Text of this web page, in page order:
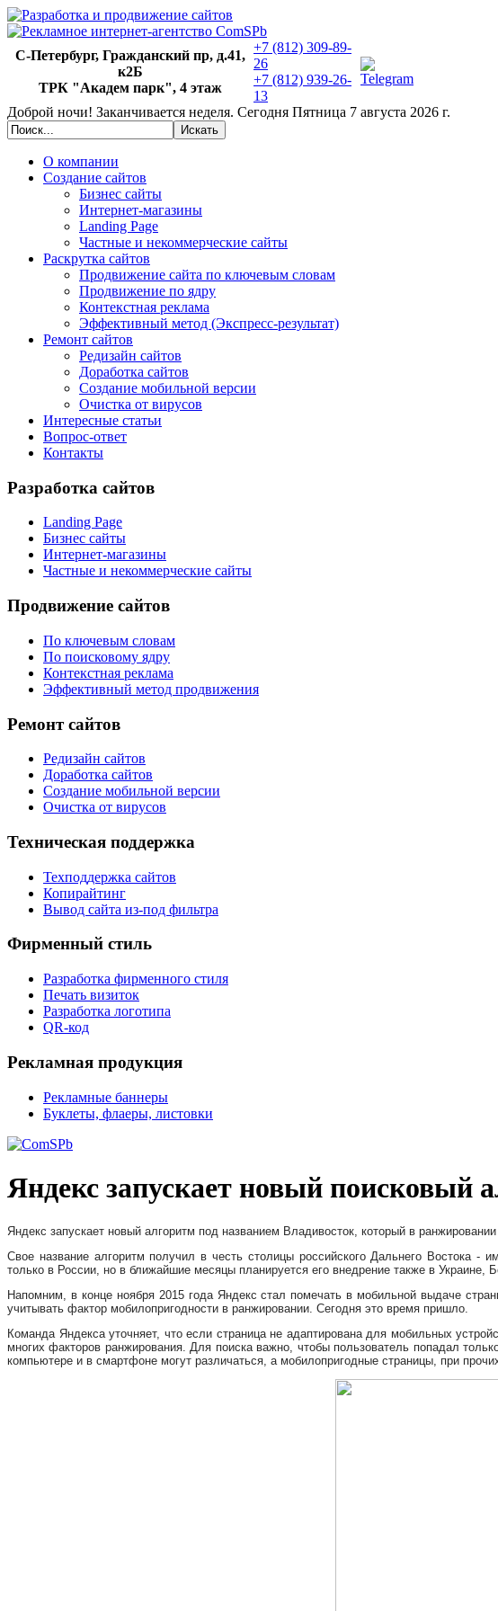
С-Петербург, Гражданский пр, д.41,
к2Б
ТРК "Академ парк", 4 этаж
+7 (812) 309-89-
26
+7 (812) 939-26-
13
Доброй ночи! Заканчивается неделя. Сегодня Пятница 7 августа 2026 г.
О компании
Создание сайтов
Бизнес сайты
Интернет-магазины
Landing Page
Частные и некоммерческие сайты
Раскрутка сайтов
Продвижение сайта по ключевым словам
Продвижение по ядру
Контекстная реклама
Эффективный метод (Экспресс-результат)
Ремонт сайтов
Редизайн сайтов
Доработка сайтов
Создание мобильной версии
Очистка от вирусов
Интересные статьи
Вопрос-ответ
Контакты
Разработка сайтов
Landing Page
Бизнес сайты
Интернет-магазины
Частные и некоммерческие сайты
Продвижение сайтов
По ключевым словам
По поисковому ядру
Контекстная реклама
Эффективный метод продвижения
Ремонт сайтов
Редизайн сайтов
Доработка сайтов
Создание мобильной версии
Очистка от вирусов
Техническая поддержка
Техподдержка сайтов
Копирайтинг
Вывод сайта из-под фильтра
Фирменный стиль
Разработка фирменного стиля
Печать визиток
Разработка логотипа
QR-код
Рекламная продукция
Рекламные баннеры
Буклеты, флаеры, листовки
Яндекс запускает новый поисковый
Яндекс запускает новый алгоритм под названием Владивосток, который в
Свое название алгоритм получил в честь столицы российского Дальнего Востока -
только в России, но в ближайшие месяцы планируется его внедрение также в Украине,
Напомним, в конце ноября 2015 года Яндекс стал помечать в мобильной выдаче
учитывать фактор мобилопригодности в ранжировании. Сегодня это время пришло.
Команда Яндекса уточняет, что если страница не адаптирована для мобильных
многих факторов ранжирования. Для поиска важно, чтобы пользователь попадал
компьютере и в смартфоне могут различаться, а мобилопригодные страницы, при